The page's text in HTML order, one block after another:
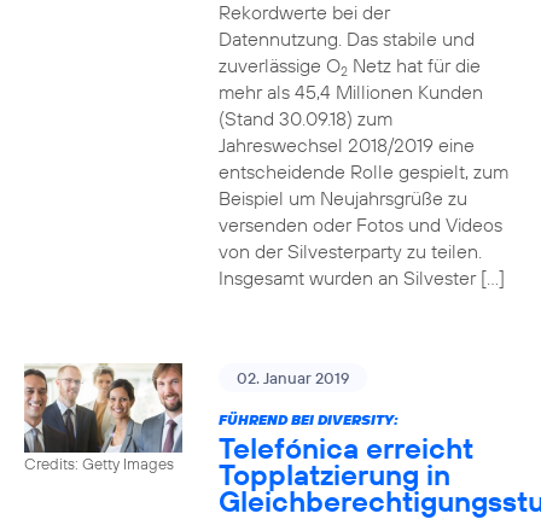
Rekordwerte bei der
Datennutzung. Das stabile und
zuverlässige O2Netz hat für die
mehr als 45,4 Millionen Kunden
(Stand 30.09.18) zum
Jahreswechsel 2018/2019 eine
entscheidende Rolle gespielt, zum
Beispiel um Neujahrsgrüße zu
versenden oder Fotos und Videos
von der Silvesterparty zu teilen.
Insgesamt wurden an Silvester […]
Credits: Getty Images
02. Januar 2019
FÜHREND BEI DIVERSITY:
Telefónica erreicht
Topplatzierung in